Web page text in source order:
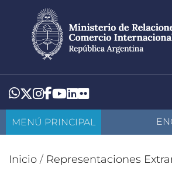
contenido
principal
Whatsapp
Twitter
Instagram
Facebook
YouTube
LinkedIn
Flickr
MENÚ PRINCIPAL
Inicio / Representaciones